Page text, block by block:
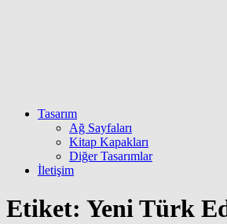
Tasarım
Ağ Sayfaları
Kitap Kapakları
Diğer Tasarımlar
İletişim
Etiket: Yeni Türk